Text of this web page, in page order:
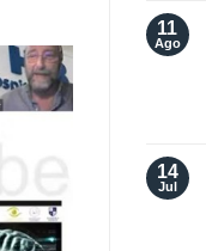
11
Ago
14
Jul